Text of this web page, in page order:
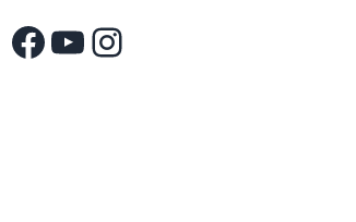
Facebook YouTube Instagram